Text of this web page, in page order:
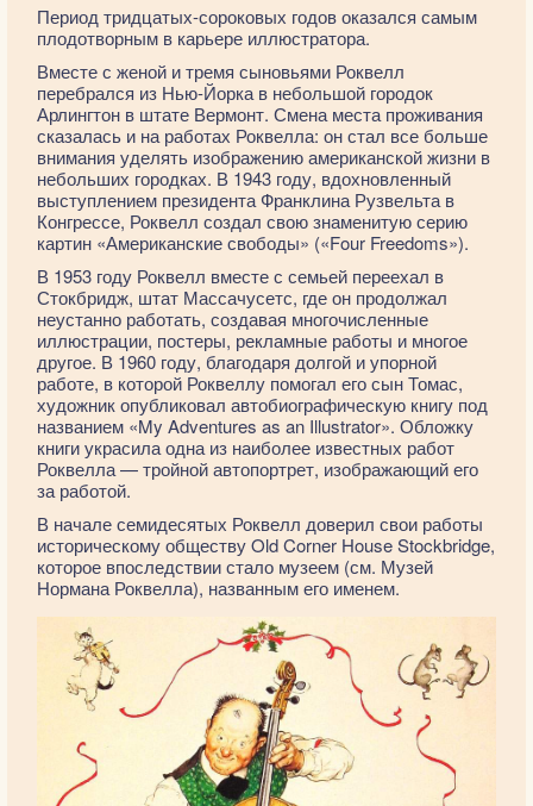
Период тридцатых-сороковых годов оказался самым
плодотворным в карьере иллюстратора.
Вместе с женой и тремя сыновьями Роквелл
перебрался из Нью-Йорка в небольшой городок
Арлингтон в штате Вермонт. Смена места проживания
сказалась и на работах Роквелла: он стал все больше
внимания уделять изображению американской жизни в
небольших городках. В 1943 году, вдохновленный
выступлением президента Франклина Рузвельта в
Конгрессе, Роквелл создал свою знаменитую серию
картин «Американские свободы» («Four Freedoms»).
В 1953 году Роквелл вместе с семьей переехал в
Стокбридж, штат Массачусетс, где он продолжал
неустанно работать, создавая многочисленные
иллюстрации, постеры, рекламные работы и многое
другое. В 1960 году, благодаря долгой и упорной
работе, в которой Роквеллу помогал его сын Томас,
художник опубликовал автобиографическую книгу под
названием «My Adventures as an Illustrator». Обложку
книги украсила одна из наиболее известных работ
Роквелла — тройной автопортрет, изображающий его
за работой.
В начале семидесятых Роквелл доверил свои работы
историческому обществу Old Corner House Stockbridge,
которое впоследствии стало музеем (см. Музей
Нормана Роквелла), названным его именем.